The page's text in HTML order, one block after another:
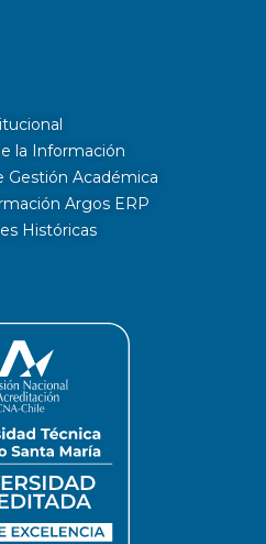
la Información
Gestión Académica
Argos ERP
Históricas